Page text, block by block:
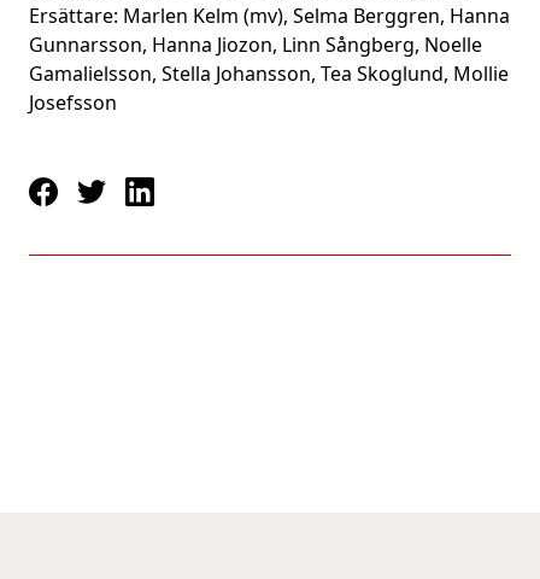
Ersättare: Marlen Kelm (mv), Selma Berggren, Hanna
Gunnarsson, Hanna Jiozon, Linn Sångberg, Noelle
Gamalielsson, Stella Johansson, Tea Skoglund, Mollie
Josefsson